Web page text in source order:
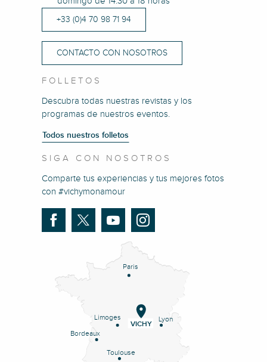
+33 (0)4 70 98 71 94
CONTACTO CON NOSOTROS
FOLLETOS
Descubra todas nuestras revistas y los
programas de nuestros eventos.
Todos nuestros folletos
SIGA CON NOSOTROS
Comparte tus experiencias y tus mejores fotos
con #vichymonamour
Paris
Lyon
Limoges
Bordeaux
Toulouse
VICHY